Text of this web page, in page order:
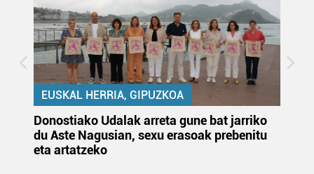
EUSKAL HERRIA, GIPUZKOA
Donostiako Udalak arreta gune bat jarriko
du Aste Nagusian, sexu erasoak prebenitu
eta artatzeko